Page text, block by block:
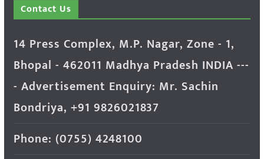
Contact Us
14 Press Complex, M.P. Nagar, Zone - 1,
Bhopal - 462011 Madhya Pradesh INDIA ---
- Advertisement Enquiry: Mr. Sachin
Bondriya, +91 9826021837
Phone: (0755) 4248100